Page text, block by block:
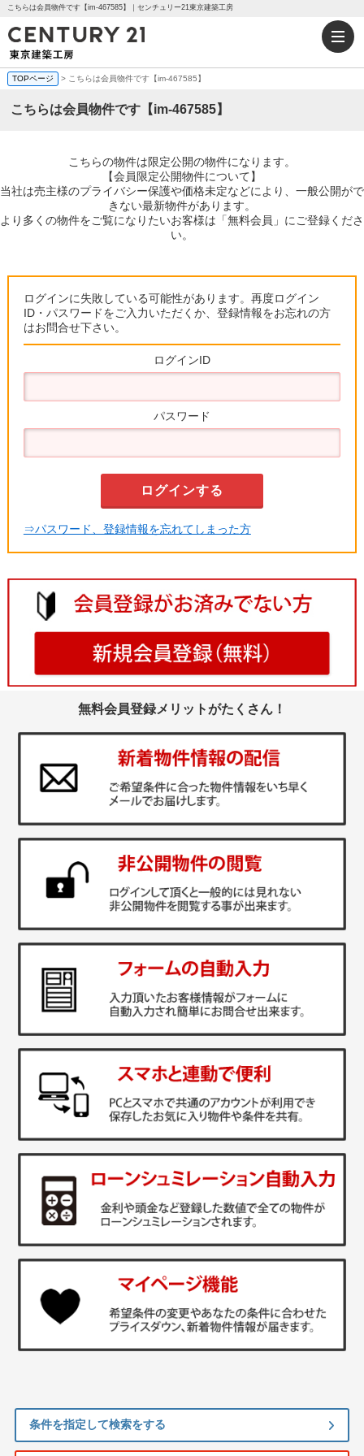
こちらは会員物件です【im-467585】｜センチュリー21東京建築工房
TOPページ > こちらは会員物件です【im-467585】
こちらは会員物件です【im-467585】
こちらの物件は限定公開の物件になります。
【会員限定公開物件について】
当社は売主様のプライバシー保護や価格未定などにより、一般公開がで
きない最新物件があります。
より多くの物件をご覧になりたいお客様は「無料会員」にご登録くださ
い。
ログインに失敗している可能性があります。再度ログイン
ID・パスワードをご入力いただくか、登録情報をお忘れの方
はお問合せ下さい。
ログインID
パスワード
⇒パスワード、登録情報を忘れてしまった方
無料会員登録メリットがたくさん！
条件を指定して検索をする